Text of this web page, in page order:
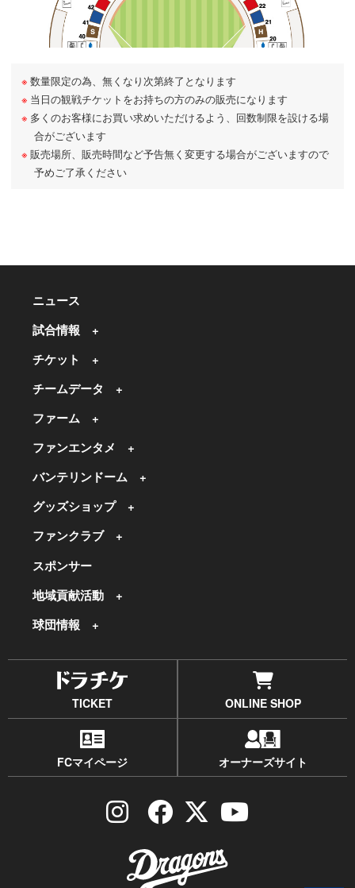
数量限定の為、無くなり次第終了となります
当日の観戦チケットをお持ちの方のみの販売になります
多くのお客様にお買い求めいただけるよう、回数制限を設ける場
合がございます
販売場所、販売時間など予告無く変更する場合がございますので
予めご了承ください
ニュース
試合情報
チケット
チームデータ
ファーム
ファンエンタメ
バンテリンドーム
グッズショップ
ファンクラブ
スポンサー
地域貢献活動
球団情報
TICKET ONLINE SHOP
FCマイページ オーナーズサイト